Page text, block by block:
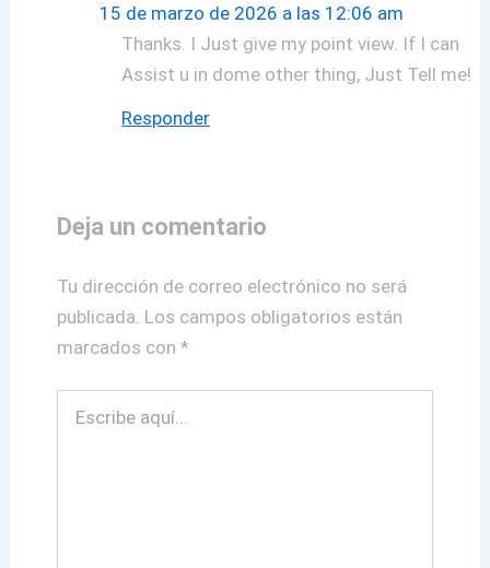
15 de marzo de 2026 a las 12:06 am
Thanks. I Just give my point view. If I can
Assist u in dome other thing, Just Tell me!
Responder
Deja un comentario
Tu dirección de correo electrónico no será
publicada. Los campos obligatorios están
marcados con *
aquí...